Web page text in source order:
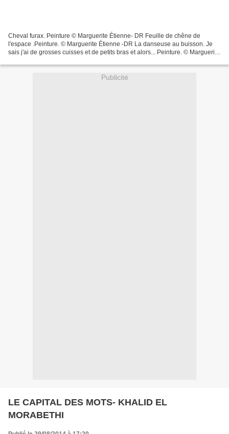
Cheval furax. Peinture © Marguerite Étienne- DR Feuille de chêne de
l'espace .Peinture. © Marguerite Étienne -DR La danseuse au buisson. Je
sais j'ai de grosses cuisses et de petits bras et alors... Peinture. © Marguerite
Publicité
LE CAPITAL DES MOTS- KHALID EL
MORABETHI